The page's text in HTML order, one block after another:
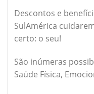
Descontos e
SulAmérica
certo: o seu!
São inúmeras
Saúde Física,